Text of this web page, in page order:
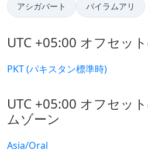
アシガバート バイラムアリ
UTC +05:00 オフセッ
PKT (パキスタン標準時)
UTC +05:00 オフセッ
ムゾーン
Asia/Oral